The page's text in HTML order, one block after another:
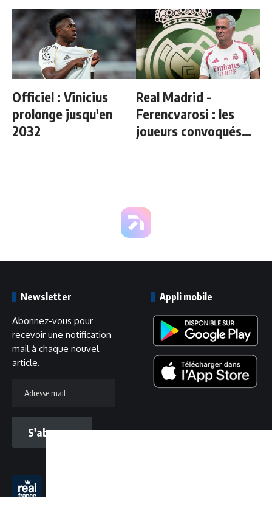
Officiel : Vinicius
prolonge jusqu'en
2032
Real Madrid -
Ferencvarosi : les
joueurs convoqués
Newsletter
Abonnez-vous pour
recevoir une notification
mail à chaque nouvel
article.
mail
S'abonner
Appli mobile